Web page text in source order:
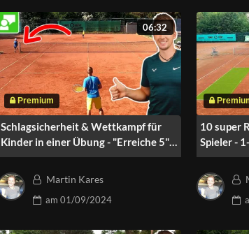
06:32
Schlagsicherheit & Wettkampf für
Kinder in einer Übung - "Erreiche 5"
#116
Martin Kares
am 01/09/2024
10 super
Spieler -